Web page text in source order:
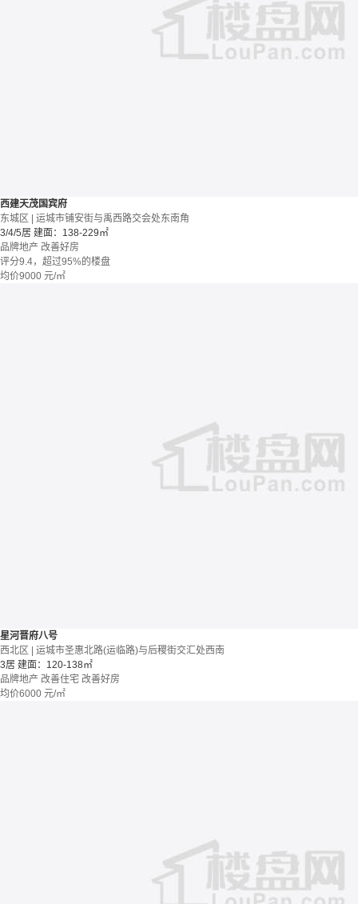
西建天茂国宾府
东城区 | 运城市铺安街与禹西路交会处东南角
3/4/5居 建面：138-229㎡
品牌地产 改善好房
评分9.4，超过95%的楼盘
均价9000 元/㎡
星河晋府八号
西北区 | 运城市圣惠北路(运临路)与后稷街交汇处西南
3居 建面：120-138㎡
品牌地产 改善住宅 改善好房
均价6000 元/㎡